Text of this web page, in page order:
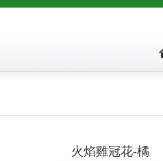
火焰雞冠花-橘